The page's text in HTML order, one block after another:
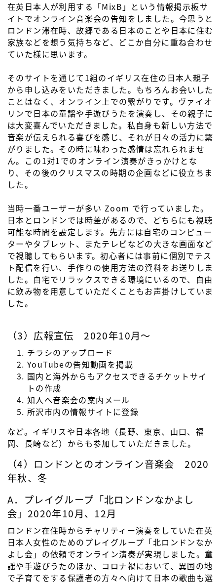
在英日本人が利用する「MixB」という情報掲示板サ
イトでオンライン音楽会の告知をしました。今思うと
ロンドン滞在時、故郷である日本のことや日本に住む
家族などを想う気持ちなど、どこか自分に重ね合わせ
ていた様に思います。
そのサイトを通じて1組のイギリス在住の日本人親子
から申し込みをいただきました。もちろんお会いした
ことはなく、オンライン上での繋がりです。ヴァイオ
リンで日本の童謡や手遊びうたを演奏し、その親子に
は大変喜んでいただきました。私自身も新しい方法で
音楽が伝えられる喜びを感じ、それが日々の活力に繋
がりました。その時に味わった感情は忘れられませ
ん。この1対1でのオンライン演奏がきっかけとな
り、その後のクリスマスの時期の企画などに役立ちま
した。
当時一番ユーザーが多い Zoom で行っていました。
日本とロンドンでは時差があるので、どちらにも視聴
可能な時間を設定します。先方には自宅のコンピュー
ターやタブレット、またテレビなどの大きな画面など
で視聴してもらいます。初心者には事前に個別でテス
ト配信を行い、手作りの使用方法の資料をお送りしま
した。自宅でリラックスできる環境にいるので、自由
に飲み物を用意していただくこともお声掛けしていま
した。
（3）広報宣伝 2020年10月～
チラシのアップロード
YouTubeの告知動画を掲載
国内と海外からもアクセスできるチケットサイ
トの作成
知人へ音楽会の案内メール
所沢市内の情報サイトに登録
など。イギリスや日本各地（長野、東京、山口、福
岡、長崎など）からも参加していただきました。
（4）ロンドンとのオンライン音楽会 2020
年秋、冬
A．プレイグループ「北ロンドンなかよし
会」2020年10月、12月
ロンドン在住時からチャリティー演奏をしていた在英
日本人女性のためのプレイグループ「北ロンドンなか
よし会」の依頼でオンライン演奏が実現しました。童
謡や手遊びうたのほか、コロナ禍において、異国の地
で子育てをする保護者の方々へ向けて日本の歌曲も選